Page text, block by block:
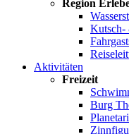
Region
Kutsch-
Aktivitäten
Freizeit
Burg